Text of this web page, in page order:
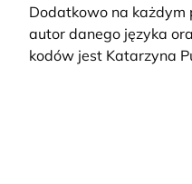
Dodatkowo na
autor danego języka
kodów jest Katarzyna